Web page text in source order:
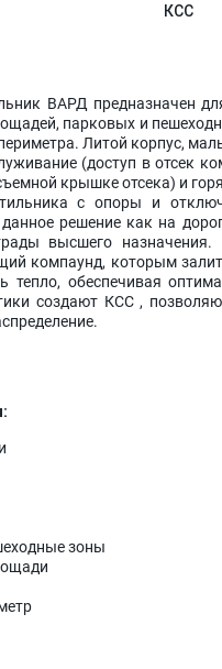
КСС
ВАРД предназначен
парковых и
Литой корпус,
(доступ в отсек
крышке отсека) и
с опоры и
решение как на
высшего назначения.
компаунд, которым
тепло, обеспечивая
создают КСС ,
зоны